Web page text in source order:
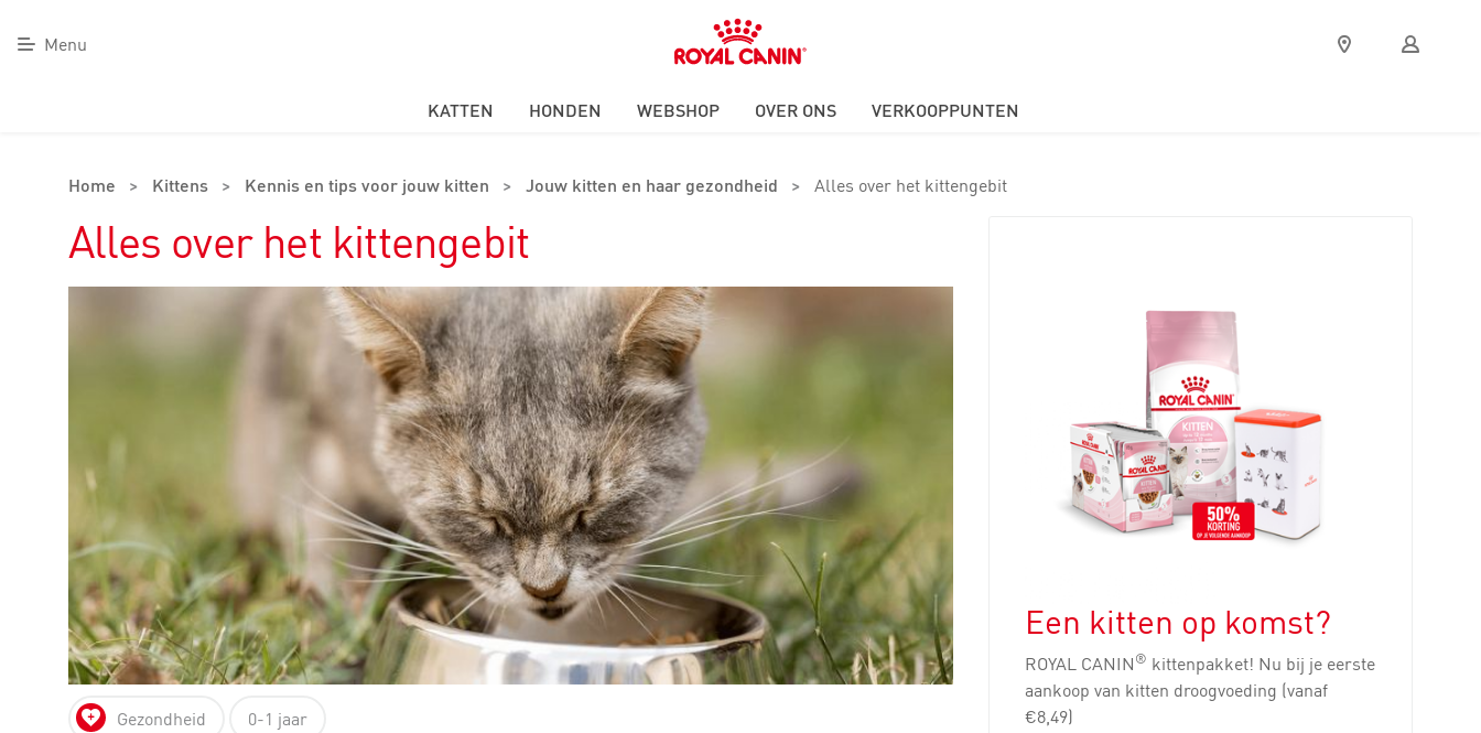
Menu
Royal
Canin
Verkooppunten
Mijn
Royal
KATTEN
HONDEN WEBSHOP OVER ONS VERKOOPPUNTEN
Home > Kittens > Kennis en tips voor jouw kitten > Jouw kitten en haar gezondheid > Alles over het kittengebit
Alles over het kittengebit
Gezondheid 0-1 jaar
Een kitten op komst?
ROYAL CANIN® kittenpakket! Nu bij je eerste
aankoop van kitten droogvoeding (vanaf
€8,49)